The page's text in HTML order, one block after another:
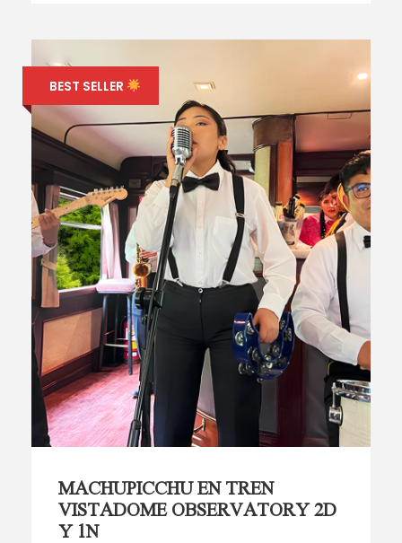
BEST SELLER
MACHUPICCHU EN TREN
VISTADOME OBSERVATORY 2D
Y 1N